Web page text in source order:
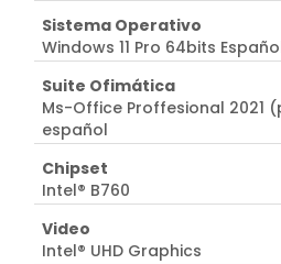
Sistema Operativo
Windows 11 Pro 64bits
Suite Ofimática
Ms-Office Proffesional 2021
español
Chipset
Intel® B760
Video
Intel® UHD Graphics